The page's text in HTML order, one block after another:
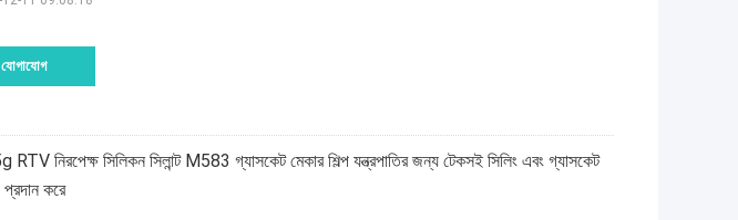
যোগাযোগ
RTV নিরপেক্ষ সিলিকন সিলান্ট M583 গ্যাসকেট মেকার শিল্প যন্ত্রপাতির জন্য টেকসই সিলিং এবং গ্যাসকেট
প্রদান করে